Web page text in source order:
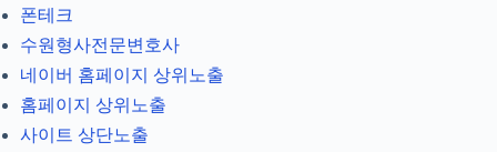
폰테크
수원형사전문변호사
네이버 홈페이지 상위노출
홈페이지 상위노출
사이트 상단노출